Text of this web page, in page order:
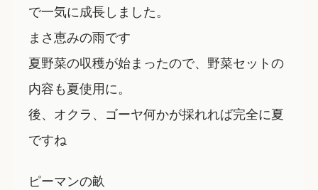
で一気に成長しました。
まさ恵みの雨です
夏野菜の収穫が始まったので、野菜セットの
内容も夏使用に。
後、オクラ、ゴーヤ何かが採れれば完全に夏
ですね
ピーマンの畝